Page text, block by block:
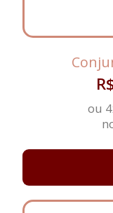
ou